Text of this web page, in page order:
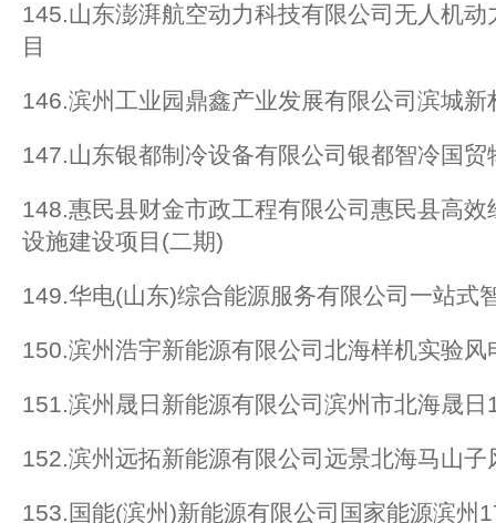
145.山东澎湃航空动力科技有限公司无人机
目
146.滨州工业园鼎鑫产业发展有限公司滨城新
147.山东银都制冷设备有限公司银都智冷国
148.惠民县财金市政工程有限公司惠民县高
设施建设项目(二期)
149.华电(山东)综合能源服务有限公司一站式
150.滨州浩宇新能源有限公司北海样机实验风
151.滨州晟日新能源有限公司滨州市北海晟
152.滨州远拓新能源有限公司远景北海马山子
153.国能(滨州)新能源有限公司国家能源滨州